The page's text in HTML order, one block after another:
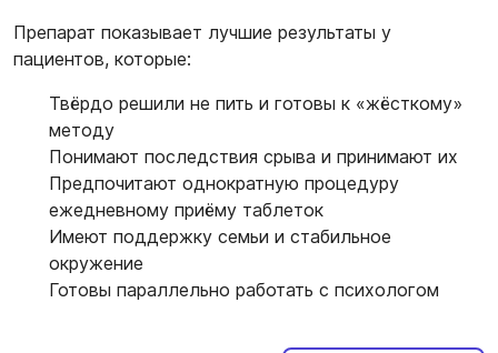
Препарат показывает лучшие результаты у
пациентов, которые:
Твёрдо решили не пить и готовы к «жёсткому»
методу
Понимают последствия срыва и принимают их
Предпочитают однократную процедуру
ежедневному приёму таблеток
Имеют поддержку семьи и стабильное
окружение
Готовы параллельно работать с психологом